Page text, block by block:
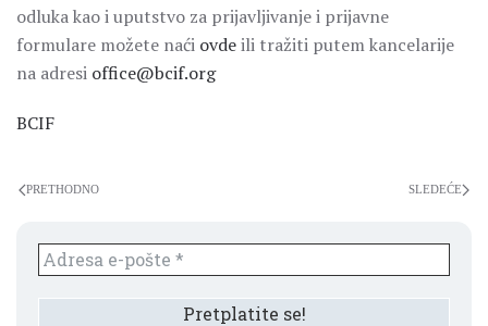
odluka kao i uputstvo za prijavljivanje i prijavne
formulare možete naći ovdeili tražiti putem kancelarije
na adresi office@bcif.org
BCIF
PRETHODNO SLEDEĆE